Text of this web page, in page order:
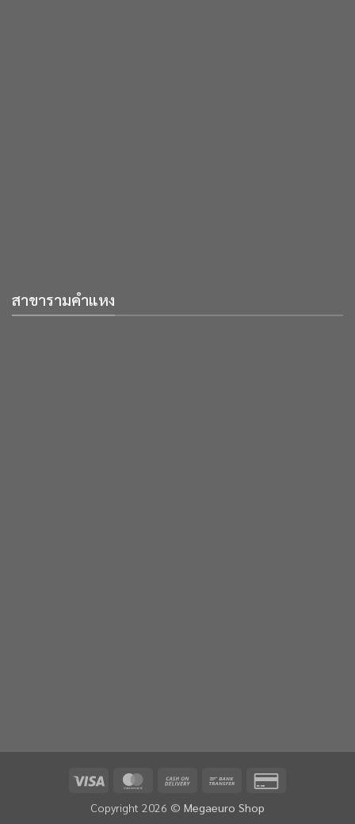
สาขารามคำแหง
Visa MasterCardCash
Delivery
Bank
Copyright 2026 © Megaeuro Shop